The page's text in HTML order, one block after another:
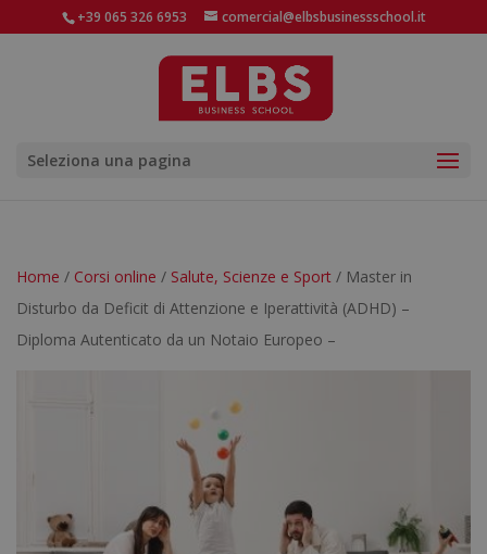
+39 065 326 6953 comercial@elbsbusinessschool.it
Seleziona una pagina
Home / Corsi online / Salute, Scienze e Sport / Master in
Disturbo da Deficit di Attenzione e Iperattività (ADHD) –
Diploma Autenticato da un Notaio Europeo –